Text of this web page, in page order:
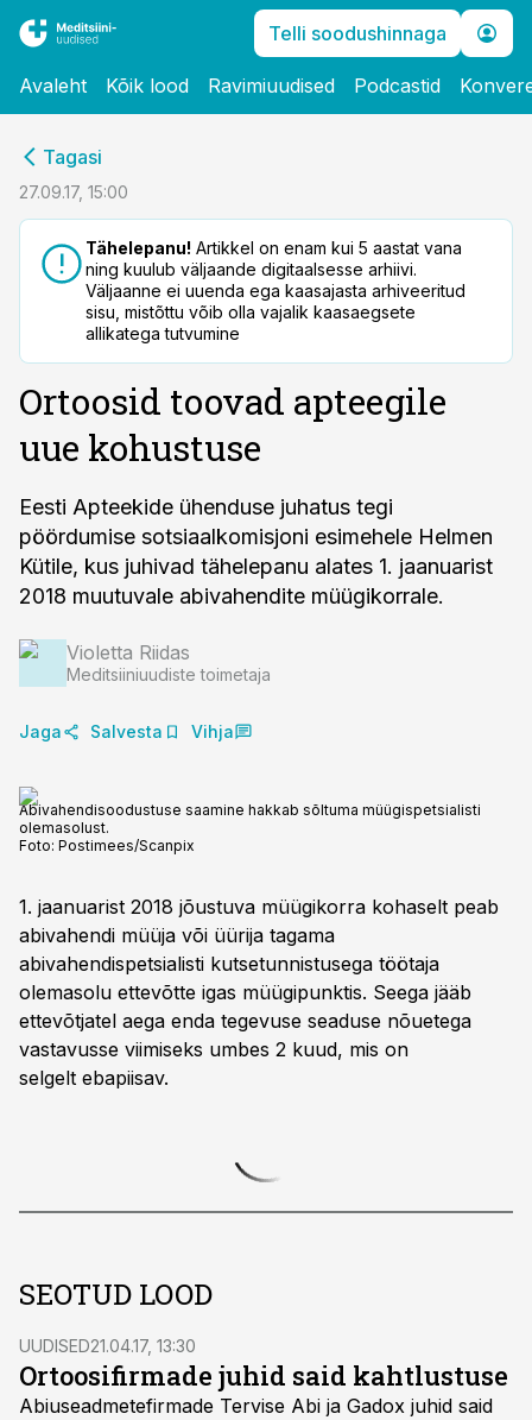
Telli soodushinnaga
Avaleht Kõik lood Ravimiuudised Podcastid
Tagasi
27.09.17, 15:00
Tähelepanu! Artikkel on enam kui 5 aastat vana
ning kuulub väljaande digitaalsesse arhiivi.
Väljaanne ei uuenda ega kaasajasta arhiveeritud
sisu, mistõttu võib olla vajalik kaasaegsete
allikatega tutvumine
Ortoosid toovad apteegile
uue kohustuse
Eesti Apteekide ühenduse juhatus tegi
pöördumise sotsiaalkomisjoni esimehele Helmen
Kütile, kus juhivad tähelepanu alates 1. jaanuarist
2018 muutuvale abivahendite müügikorrale.
Violetta Riidas
Meditsiiniuudiste toimetaja
Jaga Salvesta Vihja
Abivahendisoodustuse saamine hakkab sõltuma müügispetsialisti
olemasolust.
Foto: Postimees/Scanpix
1. jaanuarist 2018 jõustuva müügikorra kohaselt peab
abivahendi müüja või üürija tagama
abivahendispetsialisti kutsetunnistusega töötaja
olemasolu ettevõtte igas müügipunktis. Seega jääb
ettevõtjatel aega enda tegevuse seaduse nõuetega
vastavusse viimiseks umbes 2 kuud, mis on
selgelt ebapiisav.
SEOTUD LOOD
UUDISED21.04.17, 13:30
Ortoosifirmade juhid said kahtlustuse
Abiuseadmetefirmade Tervise Abi ja Gadox juhid said